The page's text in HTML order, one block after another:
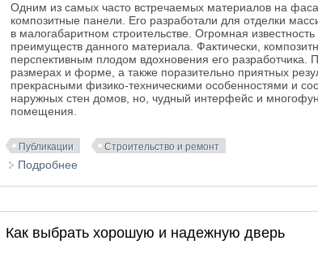
Одним из самых часто встречаемых материалов на
композитные панели. Его разработали для отделки
в малогабаритном строительстве. Огромная
преимуществ данного материала. Фактически,
перспективным плодом вдохновения его
размерах и форме, а также поразительно приятных
прекрасными физико-техническими особенностями и
наружных стен домов, но, чудный интерфейс и
помещения.
Публикации Строительство и ремонт
Подробнее
Как выбрать хорошую и надежную дверь